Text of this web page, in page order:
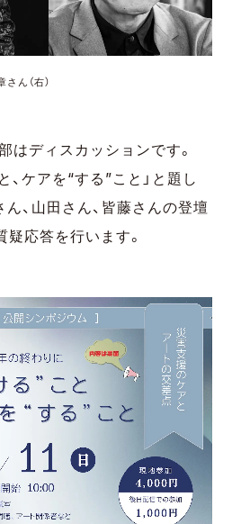
ん（右）
はディスカッションです。
、ケアを“する”こと」と題し
ん、山田さん、皆藤さんの登壇
疑応答を行います。